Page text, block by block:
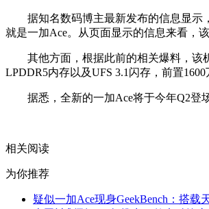
据知名数码博主最新发布的信息显示
就是一加Ace。从页面显示的信息来看，
其他方面，根据此前的相关爆料，该
LPDDR5内存以及UFS 3.1闪存，前置
据悉，全新的一加Ace将于今年Q2登
相关阅读
为你推荐
疑似一加Ace现身GeekBench：搭载